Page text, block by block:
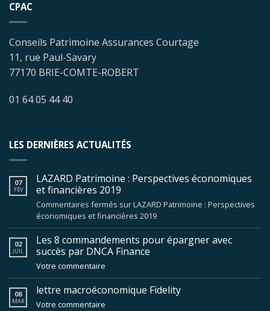
CPAC
Conseils Patrimoine Assurances Courtage
11, rue Paul-Savary
77170 BRIE-COMTE-ROBERT
01 64 05 44 40
LES DERNIÈRES ACTUALITÉS
07
FÉV
LAZARD Patrimoine : Perspectives économiques
et financières 2019
Commentaires fermés sur LAZARD Patrimoine : Perspectives
économiques et financières 2019
02
JUIL
Les 8 commandements pour épargner avec
succès par DNCA Finance
Votre commentaire
08
MAR
lettre macroéconomique Fidelity
Votre commentaire